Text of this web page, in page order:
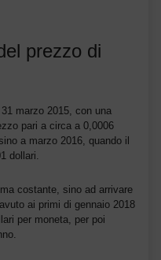
prezzo di
marzo 2015, con una
pari a circa a 0,0006
a marzo 2016, quando il
dollari.
costante, sino ad arrivare
ai primi di gennaio 2018
per moneta, per poi